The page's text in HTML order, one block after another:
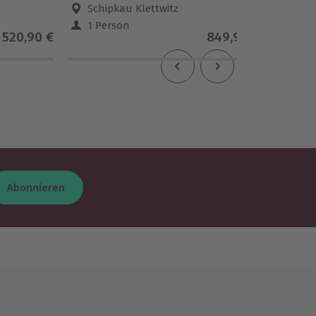
520,90 €
Schipkau Klettwitz
1 Person
849,90 €
Abonnieren